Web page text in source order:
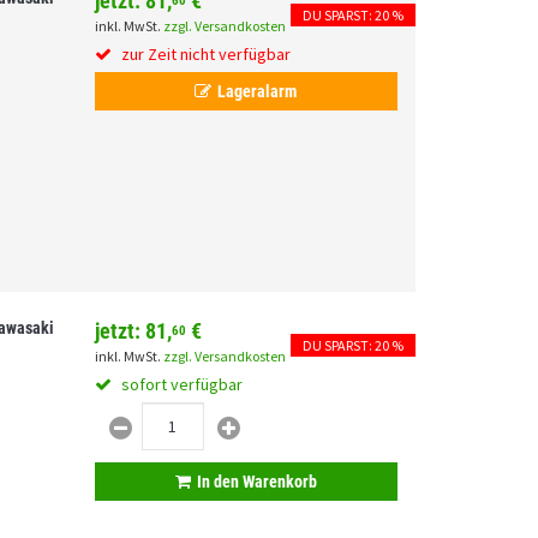
DU SPARST: 20 %
inkl. MwSt. zzgl. Versandkosten
zur Zeit nicht verfügbar
Lageralarm
jetzt: 81,60 €
DU SPARST: 20 %
inkl. MwSt. zzgl. Versandkosten
sofort verfügbar
In den Warenkorb